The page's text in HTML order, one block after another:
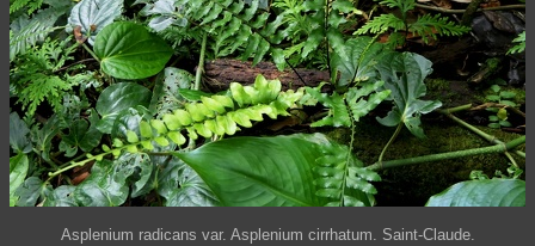
Asplenium radicans var. Asplenium cirrhatum. Saint-Claude.